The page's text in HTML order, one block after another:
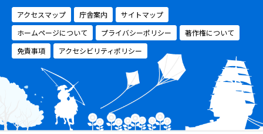
アクセスマップ
庁舎案内
サイトマップ
ホームページについて
プライバシーポリシー
著作権について
免責事項
アクセシビリティポリシー